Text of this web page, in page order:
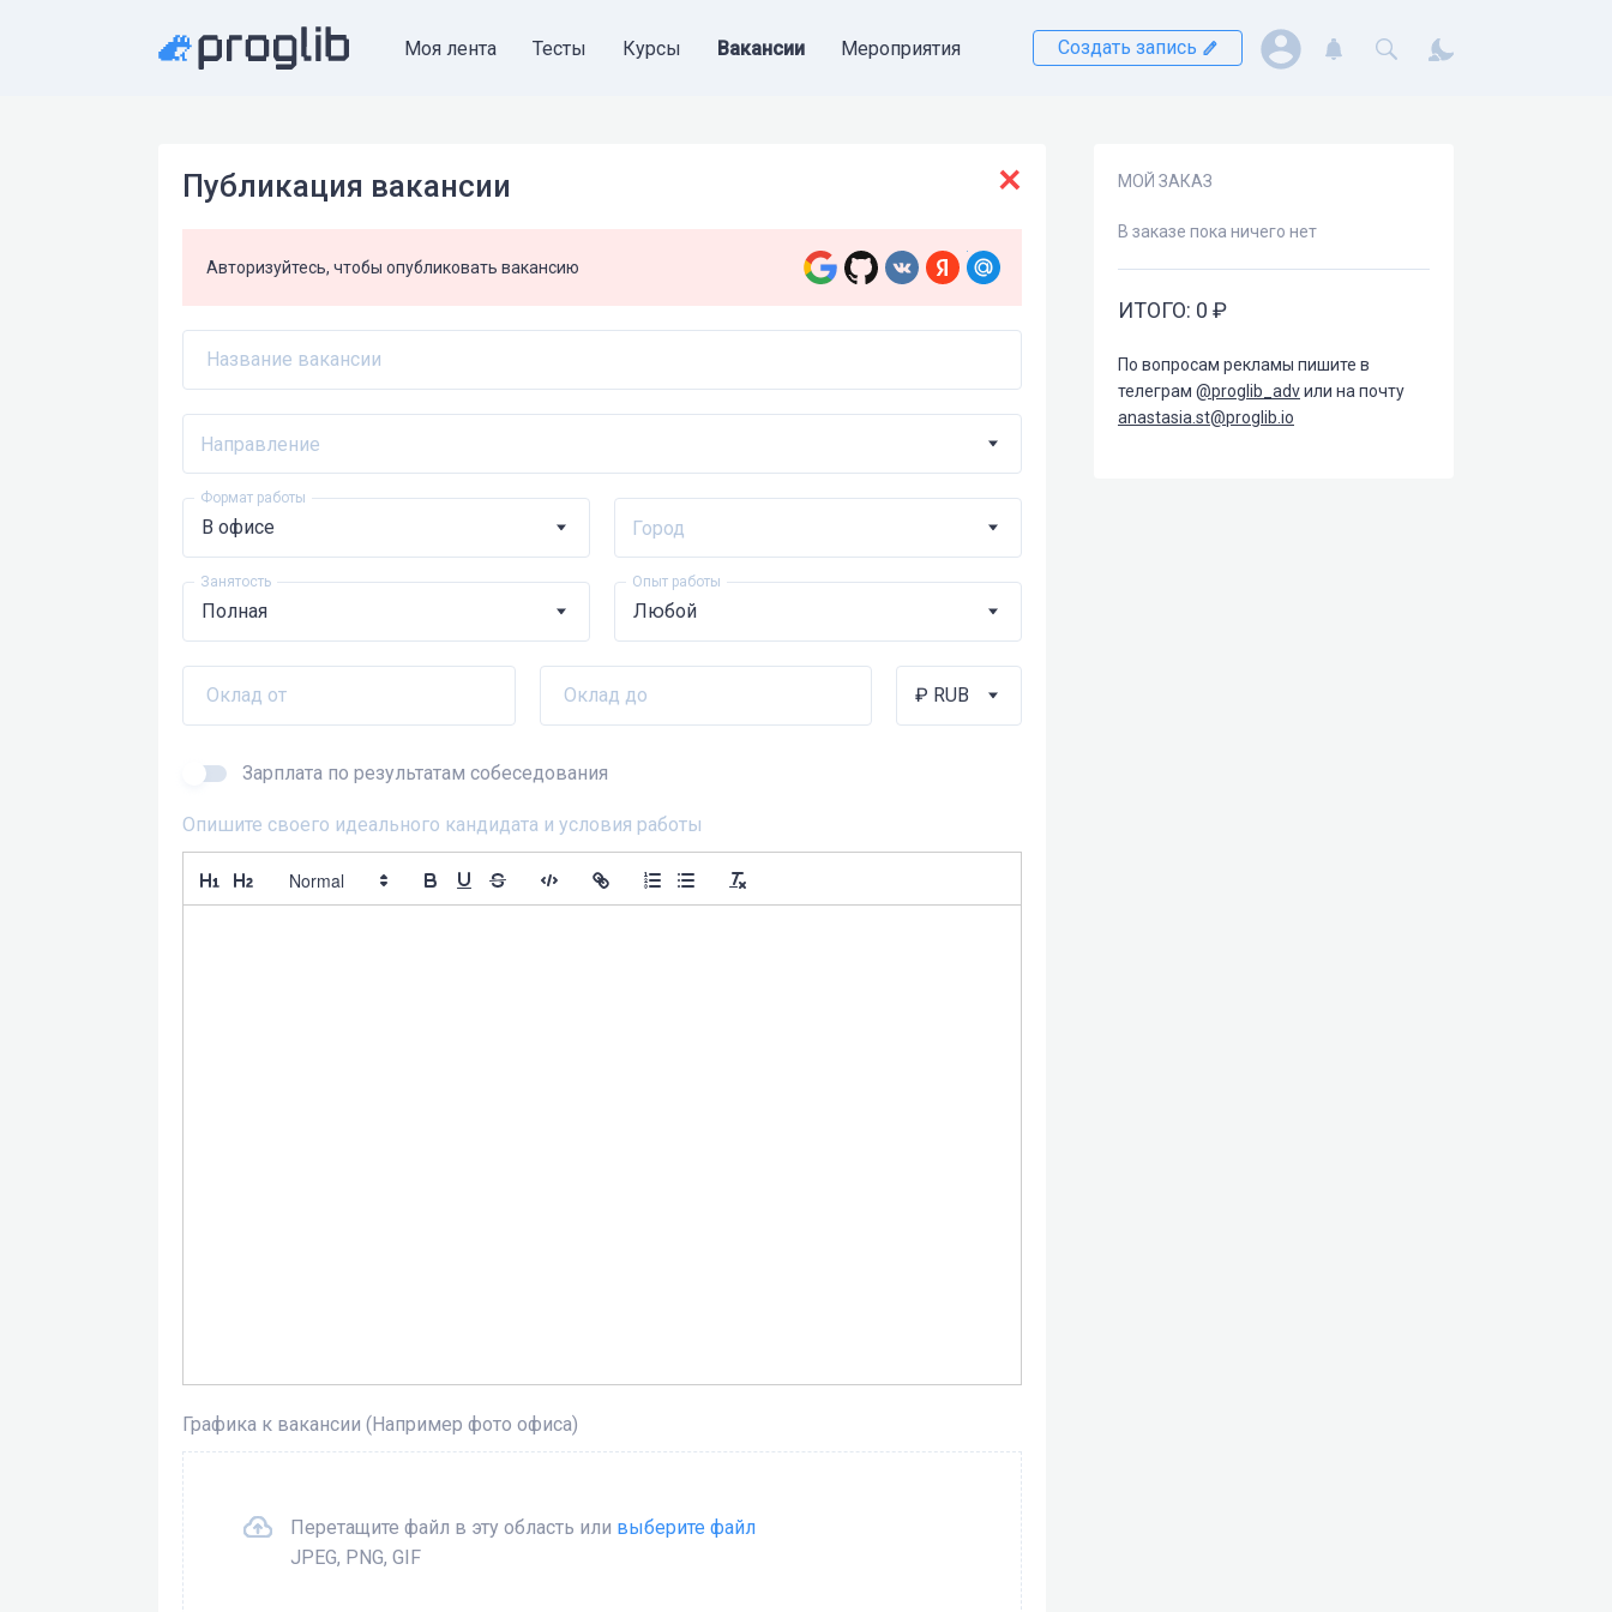
Моя лента Тесты Курсы Вакансии Мероприятия Создать запись
МОЙ ЗАКАЗ
В заказе пока ничего нет
ИТОГО: 0 ₽
По вопросам рекламы пишите в
телеграм @proglib_advили на почту
anastasia.st@proglib.io
Публикация вакансии
Авторизуйтесь, чтобы опубликовать вакансию
Название вакансии
Направление
Формат работы
Город
Занятость Опыт работы
Оклад от Оклад до
Зарплата по результатам собеседования
Опишите своего идеального кандидата и условия работы
Графика к вакансии (Например фото офиса)
Перетащите файл в эту область или выберите файл
JPEG, PNG, GIF